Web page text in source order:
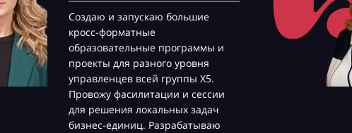
Создаю и запускаю большие
кросс-форматные
образовательные программы и
проекты для разного уровня
управленцев всей группы Х5.
Провожу фасилитации и сессии
для решения локальных задач
бизнес-единиц. Разрабатываю